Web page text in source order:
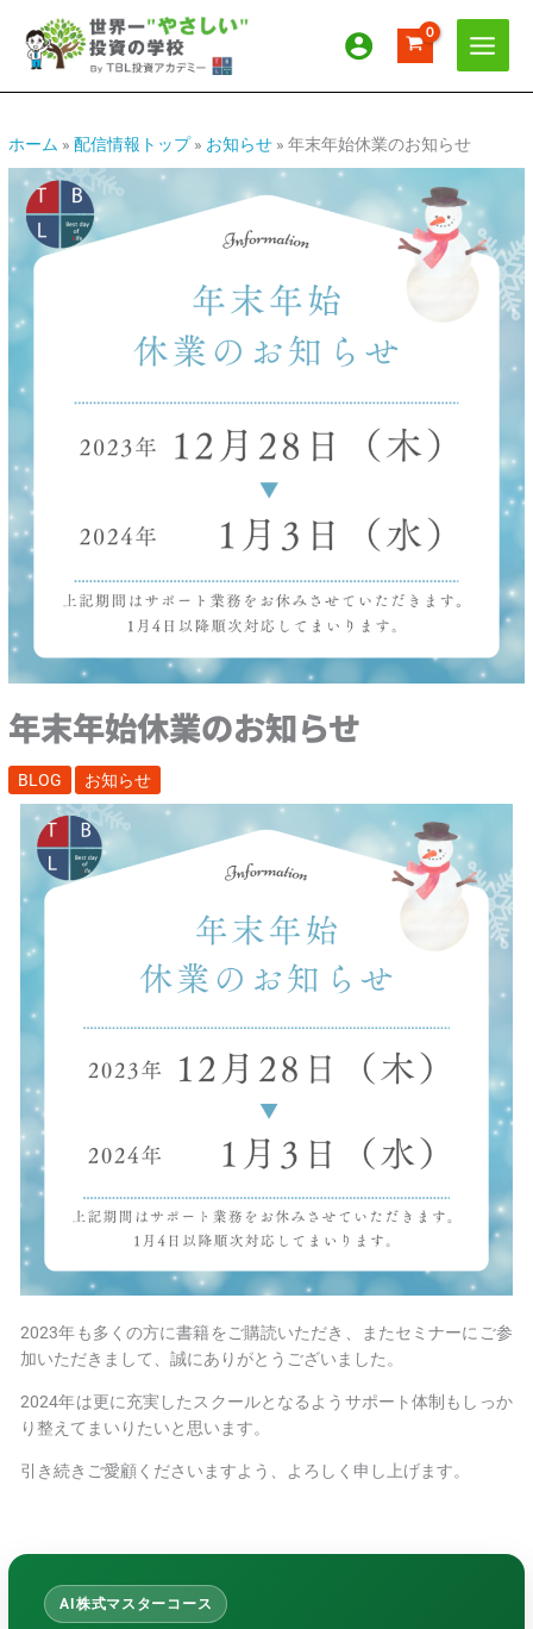
ス
ッ
プ
ホーム »配信情報トップ» お知らせ »年末年始休業のお知らせ
年末年始休業のお知らせ
BLOG お知らせ
2023年も多くの方に書籍をご購読いただき、またセミナーにご参
加いただきまして、誠にありがとうございました。
2024年は更に充実したスクールとなるようサポート体制もしっか
り整えてまいりたいと思います。
引き続きご愛顧くださいますよう、よろしく申し上げます。
AI株式マスターコース
ー
ブ
テ
ー